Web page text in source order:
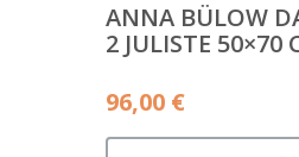
ANNA BÜLOW
2 JULISTE 50×70
96,00 €